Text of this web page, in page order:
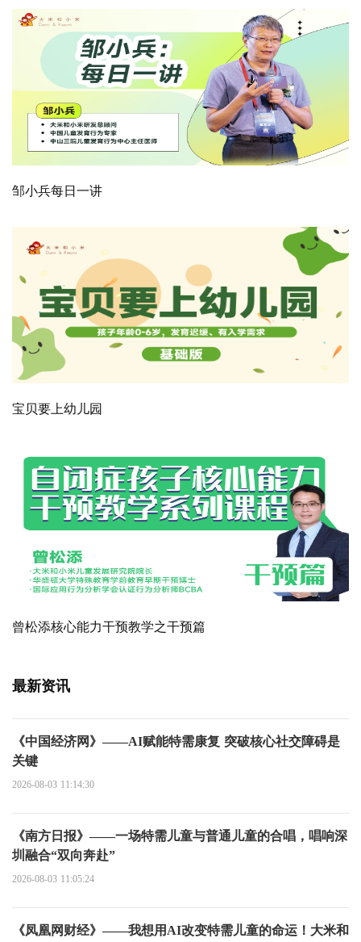
邹小兵每日一讲
宝贝要上幼儿园
曾松添核心能力干预教学之干预篇
最新资讯
《中国经济网》——AI赋能特需康复 突破核心社交障碍是
关键
2026-08-03 11:14:30
《南方日报》——一场特需儿童与普通儿童的合唱，唱响深
圳融合“双向奔赴”
2026-08-03 11:05:24
《凤凰网财经》——我想用AI改变特需儿童的命运！大米和